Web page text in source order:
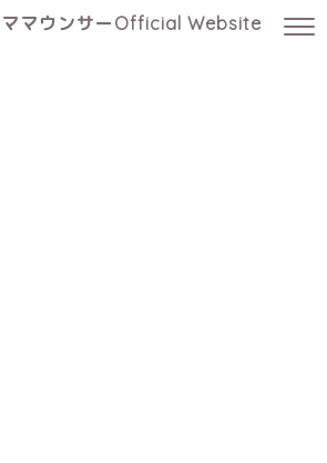
ママウンサーOfficial Website